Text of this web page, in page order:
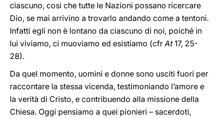
ciascuno, così che tutte le Nazioni possano ricercare
Dio, se mai arrivino a trovarlo andando come a tentoni.
Infatti egli non è lontano da ciascuno di noi, poiché in
lui viviamo, ci muoviamo ed esistiamo (cfrAt17, 25-
28).
Da quel momento, uomini e donne sono usciti fuori per
raccontare la stessa vicenda, testimoniando l’amore e
la verità di Cristo, e contribuendo alla missione della
Chiesa. Oggi pensiamo a quei pionieri – sacerdoti,